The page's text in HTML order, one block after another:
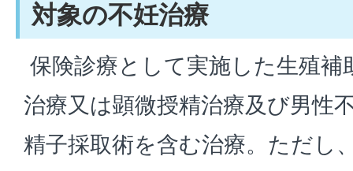
対象の不妊治療
保険診療として実施した生殖補
治療又は顕微授精治療及び男性
精子採取術を含む治療。ただし